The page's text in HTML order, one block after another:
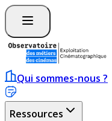
Qui sommes-nous ?
Ressources